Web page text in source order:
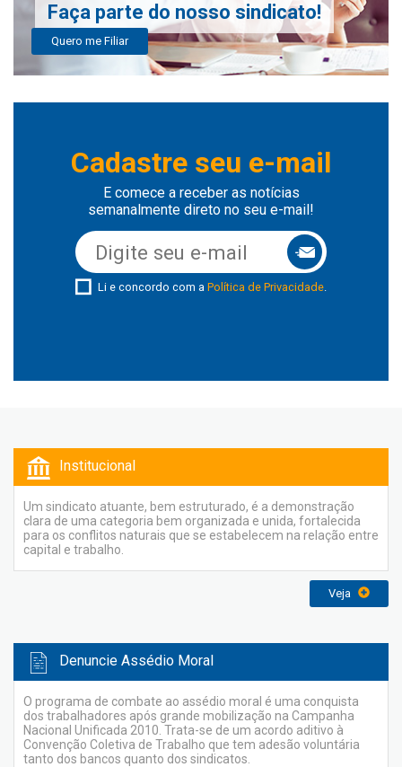
Faça parte do nosso sindicato!
Quero me Filiar
Cadastre seu e-mail
E comece a receber as notícias
semanalmente direto no seu e-mail!
Li e concordo com a Política de Privacidade.
Institucional
Um sindicato atuante, bem estruturado, é a demonstração
clara de uma categoria bem organizada e unida, fortalecida
para os conflitos naturais que se estabelecem na relação entre
capital e trabalho.
Veja
Denuncie Assédio Moral
O programa de combate ao assédio moral é uma conquista
dos trabalhadores após grande mobilização na Campanha
Nacional Unificada 2010. Trata-se de um acordo aditivo à
Convenção Coletiva de Trabalho que tem adesão voluntária
tanto dos bancos quanto dos sindicatos.